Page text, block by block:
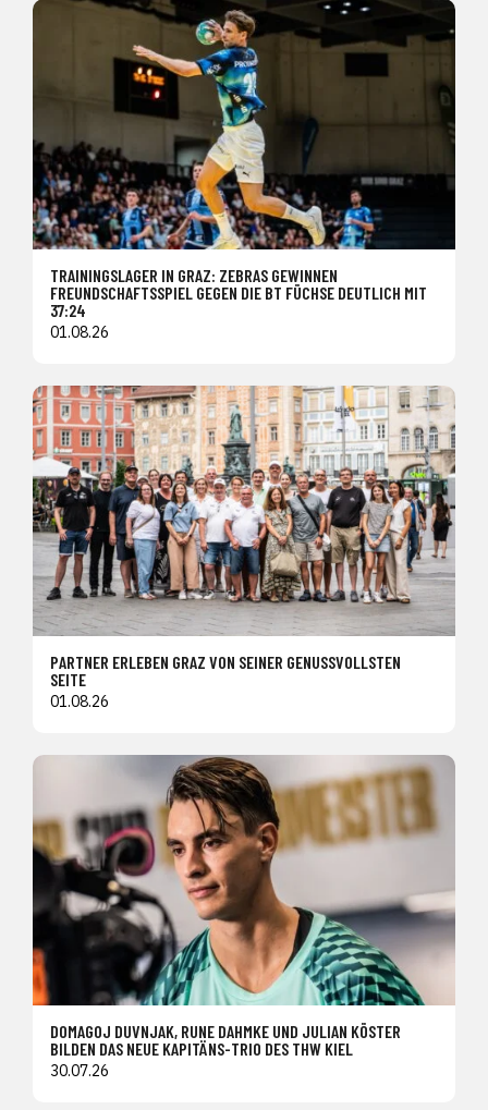
TRAININGSLAGER IN GRAZ: ZEBRAS GEWINNEN
FREUNDSCHAFTSSPIEL GEGEN DIE BT FÜCHSE DEUTLICH MIT
37:24
01.08.26
PARTNER ERLEBEN GRAZ VON SEINER GENUSSVOLLSTEN
SEITE
01.08.26
DOMAGOJ DUVNJAK, RUNE DAHMKE UND JULIAN KÖSTER
BILDEN DAS NEUE KAPITÄNS-TRIO DES THW KIEL
30.07.26